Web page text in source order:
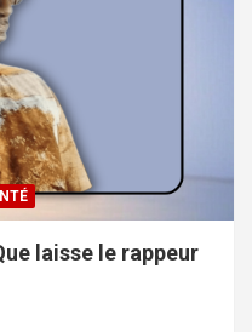
laisse le rappeur